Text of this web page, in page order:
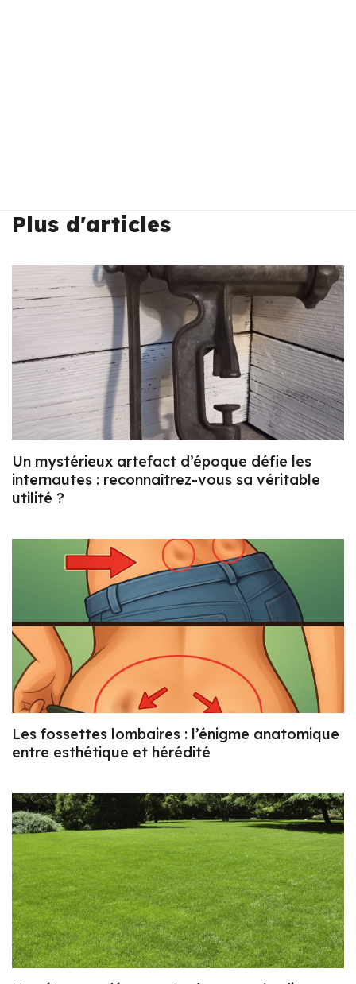
Plus d'articles
Un mystérieux artefact d’époque défie les
internautes : reconnaîtrez-vous sa véritable
utilité ?
Les fossettes lombaires : l’énigme anatomique
entre esthétique et hérédité